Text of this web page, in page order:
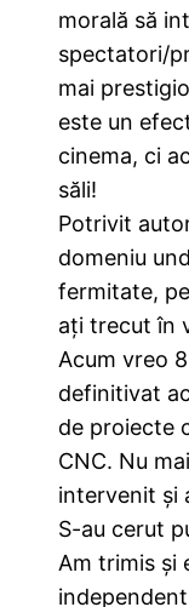
morală să
spectatori/
mai
este un
cinema, ci
săli!
Potrivit
domeniu
fermitate,
ați trecut în
Acum vreo
definitivat
de proiecte
CNC. Nu
intervenit și
S-au cerut
Am trimis și